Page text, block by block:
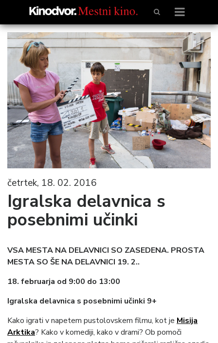
četrtek, 18. 02. 2016
Igralska delavnica s
posebnimi učinki
VSA MESTA NA DELAVNICI SO ZASEDENA. PROSTA
MESTA SO ŠE NA DELAVNICI 19. 2..
18. februarja od 9:00 do 13:00
Igralska delavnica s posebnimi učinki 9+
Kako igrati v napetem pustolovskem filmu, kot je Misija
Arktika? Kako v komediji, kako v drami? Ob pomoči